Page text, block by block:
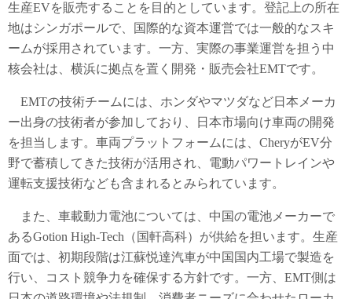
生産EVを販売することを目的としています。登記上の所在
地はシンガポールで、国際的な資本運営では一般的なスキ
ームが採用されています。一方、実際の事業運営を担う中
核会社は、横浜に拠点を置く開発・販売会社EMTです。
EMTの技術チームには、ホンダやマツダなど日本メーカ
ー出身の技術者が参加しており、日本市場向け車両の開発
を担当します。車両プラットフォームには、CheryがEV分
野で蓄積してきた技術が活用され、電動パワートレインや
運転支援技術なども含まれるとみられています。
また、車載動力電池については、中国の電池メーカーで
あるGotion High-Tech（国軒高科）が供給を担います。生産
面では、初期段階は江蘇悦達汽車が中国国内工場で製造を
行い、コスト競争力を確保する方針です。一方、EMT側は